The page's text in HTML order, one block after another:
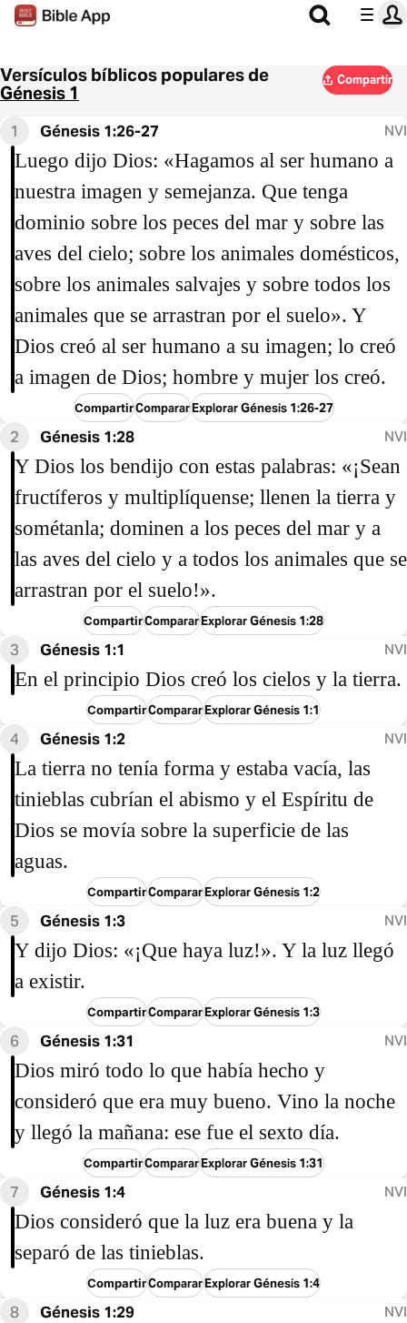
Versículos bíblicos populares de
Génesis 1
Compartir
1 Génesis 1:26-27 NVI
Luego dijo Dios: «Hagamos al ser humano a
nuestra imagen y semejanza. Que tenga
dominio sobre los peces del mar y sobre las
aves del cielo; sobre los animales domésticos,
sobre los animales salvajes y sobre todos los
animales que se arrastran por el suelo». Y
Dios creó al ser humano a su imagen; lo creó
a imagen de Dios; hombre y mujer los creó.
CompartirCompararExplorar Génesis 1:26-27
2 Génesis 1:28 NVI
Y Dios los bendijo con estas palabras: «¡Sean
fructíferos y multiplíquense; llenen la tierra y
sométanla; dominen a los peces del mar y a
las aves del cielo y a todos los animales que se
arrastran por el suelo!».
CompartirCompararExplorar Génesis 1:28
3 Génesis 1:1 NVI
En el principio Dios creó los cielos y la tierra.
CompartirCompararExplorar Génesis 1:1
4 Génesis 1:2 NVI
La tierra no tenía forma y estaba vacía, las
tinieblas cubrían el abismo y el Espíritu de
Dios se movía sobre la superficie de las
aguas.
CompartirCompararExplorar Génesis 1:2
5 Génesis 1:3 NVI
Y dijo Dios: «¡Que haya luz!». Y la luz llegó
a existir.
CompartirCompararExplorar Génesis 1:3
6 Génesis 1:31 NVI
Dios miró todo lo que había hecho y
consideró que era muy bueno. Vino la noche
y llegó la mañana: ese fue el sexto día.
CompartirCompararExplorar Génesis 1:31
7 Génesis 1:4 NVI
Dios consideró que la luz era buena y la
separó de las tinieblas.
CompartirCompararExplorar Génesis 1:4
8 Génesis 1:29 NVI